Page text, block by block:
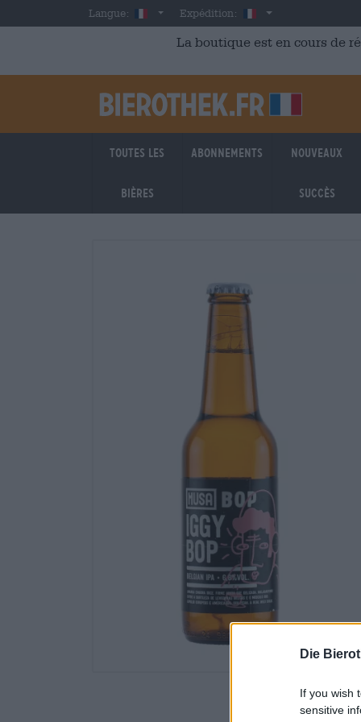
Die
If you wish
sensitive
Skip to main contentLangue: FrenchExpédition: France
La boutique est en cours de
Toutes les
bières
Abonnements Nouveaux
succès